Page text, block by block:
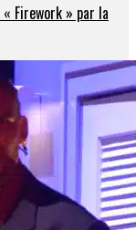
Firework » par la